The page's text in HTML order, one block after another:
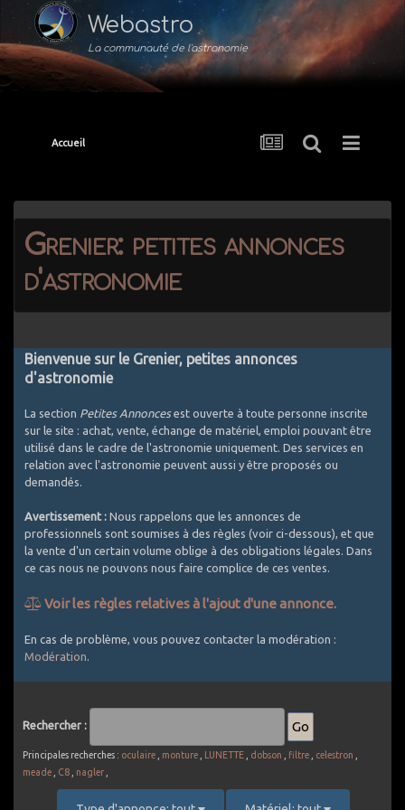
Webastro
La communauté de l'astronomie
Accueil
Grenier: petites annonces
d'astronomie
Bienvenue sur le Grenier, petites annonces
d'astronomie
La section Petites Annoncesest ouverte à toute personne inscrite
sur le site : achat, vente, échange de matériel, emploi pouvant être
utilisé dans le cadre de l'astronomie uniquement. Des services en
relation avec l'astronomie peuvent aussi y être proposés ou
demandés.
Avertissement : Nous rappelons que les annonces de
professionnels sont soumises à des règles (voir ci-dessous), et que
la vente d'un certain volume oblige à des obligations légales. Dans
ce cas nous ne pouvons nous faire complice de ces ventes.
Voir les règles relatives à l'ajout d'une annonce.
Comment bien utiliser les Petites Annonces ?
possible l'objet de l'annonce
le matériel photographique si spécifique astro (APN défiltrés,
filtres, intervallometre, objectifs avec bague raccord pour CCD
... ou packs comprenant au moins une composante témoignant
d'un usage astro). Le matériel photo généraliste est exclu (APN
batteries, sacs de transport, ...). Une petite exception pour les
En cas de problème, vous pouvez contacter la modération :
Modération.
Rechercher :
Principales recherches : oculaire monture LUNETTE dobson filtre celestron
meade
C8 nagler